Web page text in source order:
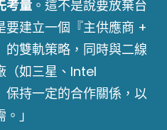
考量 。這不是說要放棄台
要建立一個『主供應商 +
的雙軌策略，同時與二線
（如三星、Intel
持一定的合作關係，以
」